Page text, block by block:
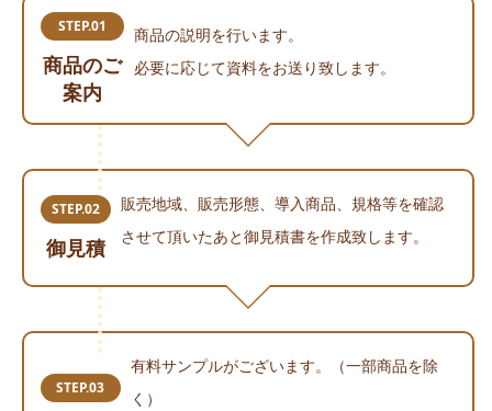
STEP.01
商品のご
案内
商品の説明を行います。
必要に応じて資料をお送り致します。
STEP.02
御見積
販売地域、販売形態、導入商品、規格等を確認
させて頂いたあと御見積書を作成致します。
STEP.03
有料サンプルがございます。（一部商品を除
く）